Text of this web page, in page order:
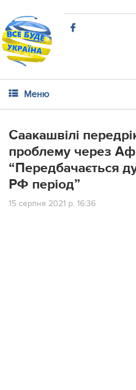
Меню
Саакашвілі
проблему через
“Передбачається
РФ період”
15 серпня 2021 р. 16:36